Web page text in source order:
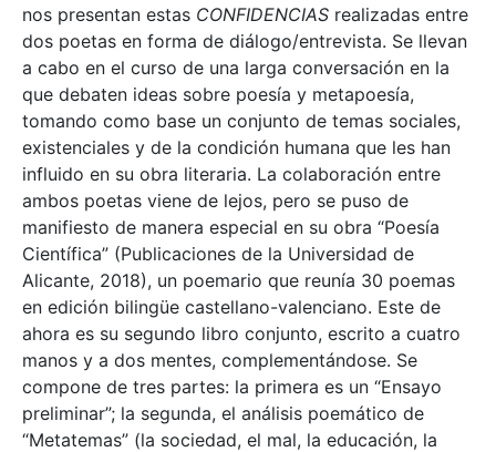
nos presentan estas CONFIDENCIAS realizadas entre
dos poetas en forma de diálogo/entrevista. Se llevan
a cabo en el curso de una larga conversación en la
que debaten ideas sobre poesía y metapoesía,
tomando como base un conjunto de temas sociales,
existenciales y de la condición humana que les han
influido en su obra literaria. La colaboración entre
ambos poetas viene de lejos, pero se puso de
manifiesto de manera especial en su obra “Poesía
Científica” (Publicaciones de la Universidad de
Alicante, 2018), un poemario que reunía 30 poemas
en edición bilingüe castellano-valenciano. Este de
ahora es su segundo libro conjunto, escrito a cuatro
manos y a dos mentes, complementándose. Se
compone de tres partes: la primera es un “Ensayo
preliminar”; la segunda, el análisis poemático de
“Metatemas” (la sociedad, el mal, la educación, la